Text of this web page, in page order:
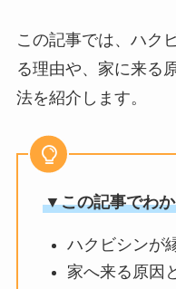
この記事では、ハク
る理由や、家に来る
法を紹介します。
▼この記事でわ
ハクビシンが
家へ来る原因